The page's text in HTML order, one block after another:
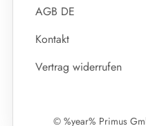
AGB DE
Kontakt
Vertrag widerrufen
© %year% Primus